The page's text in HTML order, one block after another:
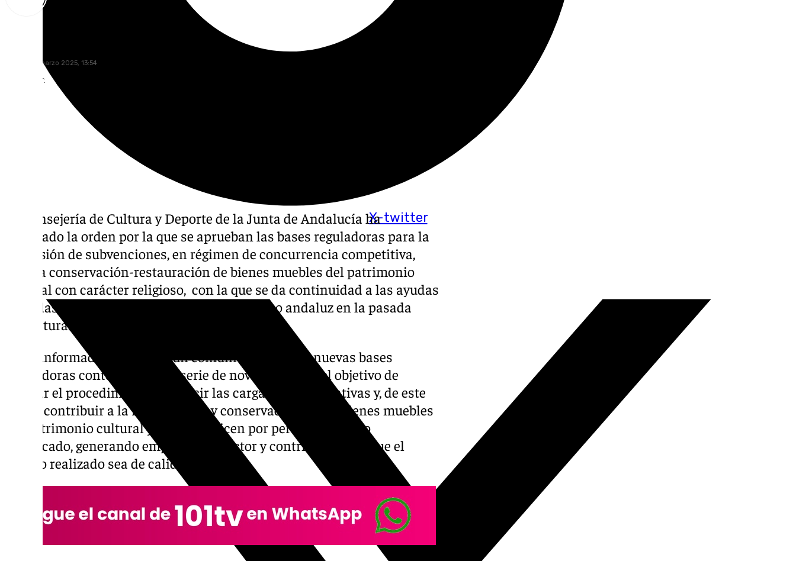
X-twitter
martes, 11 marzo 2025, 13:54
Compartir:
La Consejería de Cultura y Deporte de la Junta de Andalucía ha
publicado la orden por la que se aprueban las bases reguladoras para la
concesión de subvenciones, en régimen de concurrencia competitiva,
para la conservación-restauración de bienes muebles del patrimonio
cultural con carácter religioso, con la que se da continuidad a las ayudas
dirigidas al arte sacro que impulsó el Gobierno andaluz en la pasada
legislatura.
Se ha informado a través de un comunicado que las nuevas bases
reguladoras contemplan una serie de novedades con el objetivo de
agilizar el procedimiento y reducir las cargas administrativas y, de este
modo, contribuir a la restauración y conservación de los bienes muebles
del patrimonio cultural y que se realicen por personal técnico
cualificado, generando empleo en el sector y contribuyendo a que el
trabajo realizado sea de calidad.